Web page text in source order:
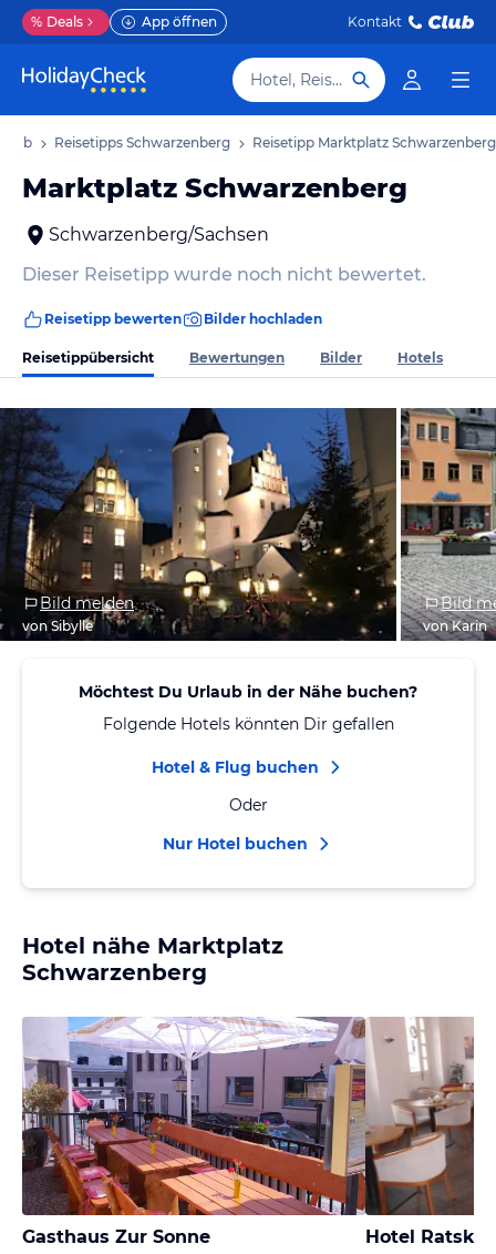
% Deals App öffnen Kontakt
Hotel, Reiseziel
Reisetipps Schwarzenberg Reisetipp Marktplatz Schwarzenberg
Marktplatz Schwarzenberg
Schwarzenberg/Sachsen
Dieser Reisetipp wurde noch nicht bewertet.
Reisetipp bewerten Bilder hochladen
Reisetippübersicht Bewertungen Bilder Hotels
Bild melden
von Sibylle
Bild
von Karin
Möchtest Du Urlaub in der Nähe buchen?
Folgende Hotels könnten Dir gefallen
Hotel & Flug buchen
Oder
Nur Hotel buchen
Hotel nähe Marktplatz
Schwarzenberg
Gasthaus Zur Sonne Hotel